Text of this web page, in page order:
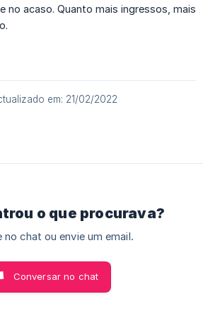
no acaso. Quanto mais ingressos, mais
em: 21/02/2022
o que procurava?
no chat ou envie um email.
Conversar no chat